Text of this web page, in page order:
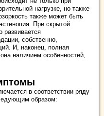
нагрузке, но также
также может быть
При скрытой
развивается
собственно,
И, наконец, полная
наличием особенностей,
в соответствии ряду
образом: